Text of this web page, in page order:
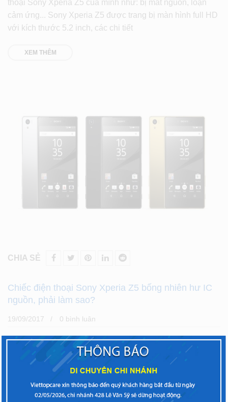
thoại Sony Xperia Z5 của mình như: bị mất nguồn, loạn
cảm ứng... Sony Xperia Z5 được trang bị màn hình full HD
với kích thước 5.2 inch, các chi tiết
XEM THÊM
CHIA SẺ
Chiếc điện thoại Sony Xperia Z5 bống nhiên hư IC
nguồn, phải làm sao?
19/09/2017 0 bình luân
IC nguồn có vai trò quan trọng đối với mỗi thiết bị, một khi
IC nguồn bị hỏng sẽ dẫn đến việc các linh kiện và mạch
điện cần sử dụng nguồn điện áp do nó cung cấp cũng